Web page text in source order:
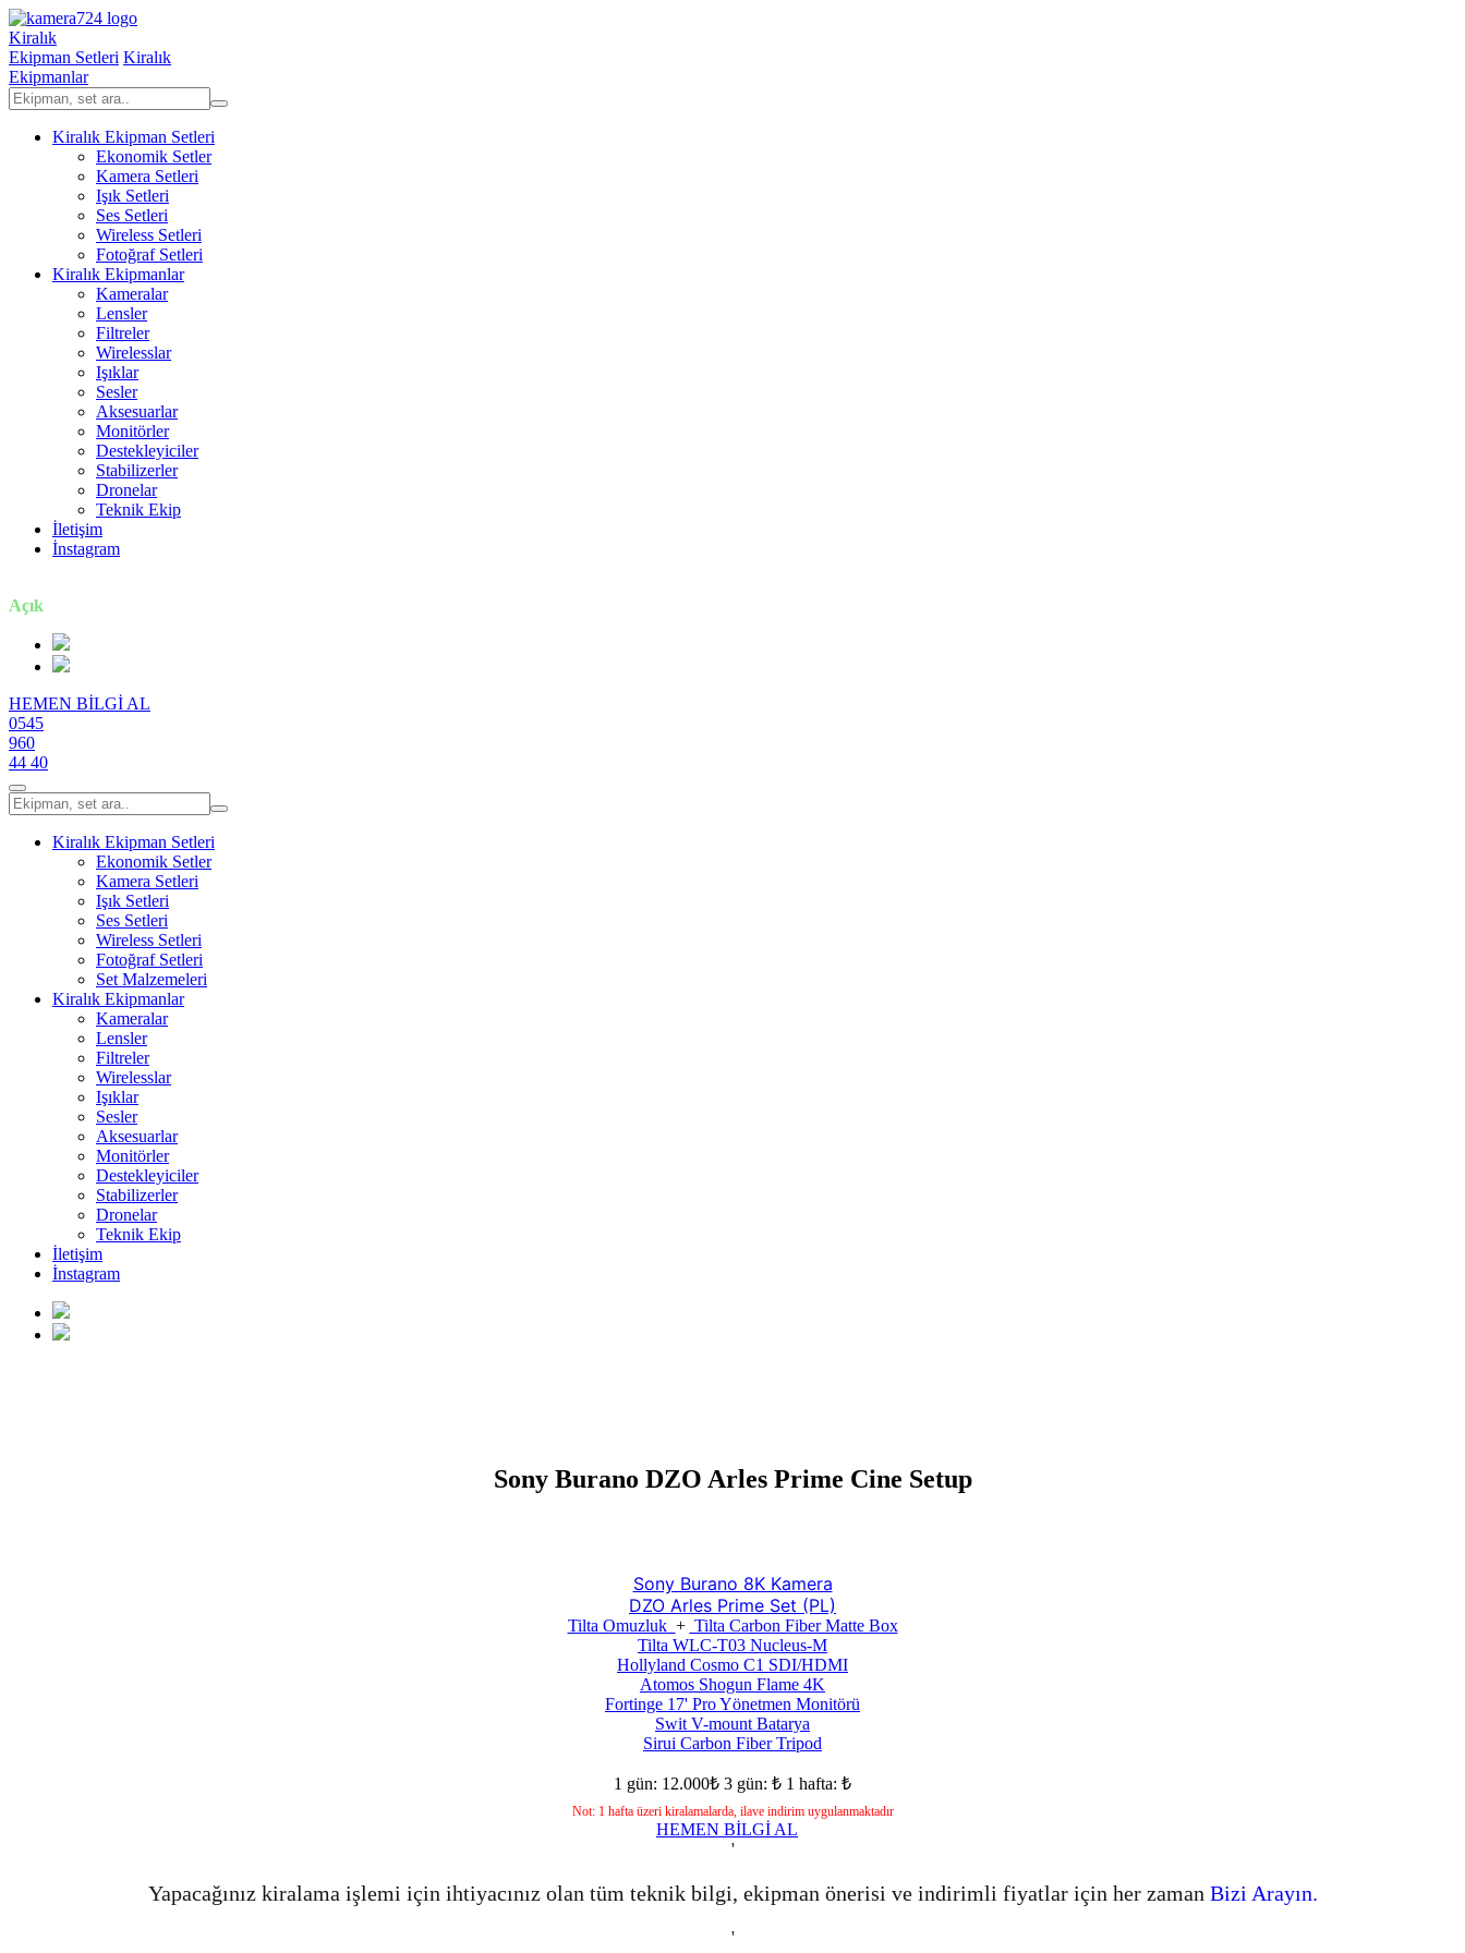
Kiralık
Ekipman Setleri Kiralık
Ekipmanlar
Kiralık Ekipman Setleri
Ekonomik Setler
Kamera Setleri
Işık Setleri
Ses Setleri
Wireless Setleri
Fotoğraf Setleri
Kiralık Ekipmanlar
Kameralar
Lensler
Filtreler
Wirelesslar
Işıklar
Sesler
Aksesuarlar
Monitörler
Destekleyiciler
Stabilizerler
Dronelar
Teknik Ekip
İletişim
İnstagram
Açık
HEMEN BİLGİ AL
0545
960
44 40
Kiralık Ekipman Setleri
Ekonomik Setler
Kamera Setleri
Işık Setleri
Ses Setleri
Wireless Setleri
Fotoğraf Setleri
Set Malzemeleri
Kiralık Ekipmanlar
Kameralar
Lensler
Filtreler
Wirelesslar
Işıklar
Sesler
Aksesuarlar
Monitörler
Destekleyiciler
Stabilizerler
Dronelar
Teknik Ekip
İletişim
İnstagram
Sony Burano DZO Arles Prime Cine Setup
Sony Burano 8K Kamera
DZO Arles Prime Set (PL)
Tilta Omuzluk + Tilta Carbon Fiber Matte Box
Tilta WLC-T03 Nucleus-M
Hollyland Cosmo C1 SDI/HDMI
Atomos Shogun Flame 4K
Fortinge 17' Pro Yönetmen Monitörü
Swit V-mount Batarya
Sirui Carbon Fiber Tripod
1 gün: 12.000₺ 3 gün: ₺ 1 hafta: ₺
Not: 1 hafta üzeri kiralamalarda, ilave indirim uygulanmaktadır
HEMEN BİLGİ AL
'
Yapacağınız kiralama işlemi için ihtiyacınız olan tüm teknik bilgi, ekipman önerisi ve indirimli fiyatlar için her zaman Bizi Arayın.
'